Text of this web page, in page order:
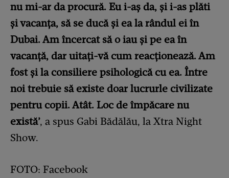
nu mi-ar da procură. Eu i-aș da, și i-as plăti
și vacanța, să se ducă și ea la rândul ei în
Dubai. Am încercat să o iau și pe ea în
vacanță, dar uitați-vă cum reacționează. Am
fost și la consiliere psihologică cu ea. Între
noi trebuie să existe doar lucrurle civilizate
pentru copii. Atât. Loc de împăcare nu
există’, a spus Gabi Bădălău, la Xtra Night
Show.
FOTO: Facebook